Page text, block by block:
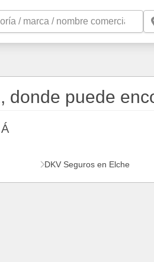
donde puede
Á
DKV Seguros en Elche